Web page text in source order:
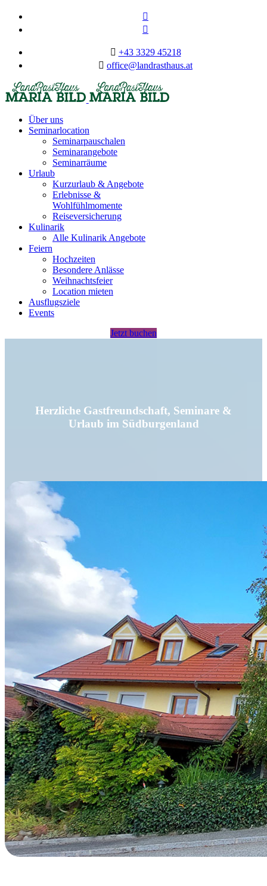
+43 3329 45218
office@landrasthaus.at
Über uns
Seminarlocation
Seminarpauschalen
Seminarangebote
Seminarräume
Urlaub
Kurzurlaub & Angebote
Erlebnisse &
Wohlfühlmomente
Reiseversicherung
Kulinarik
Alle Kulinarik Angebote
Feiern
Hochzeiten
Besondere Anlässe
Weihnachtsfeier
Location mieten
Ausflugsziele
Events
Jetzt buchen
Herzliche Gastfreundschaft, Seminare &
Urlaub im Südburgenland